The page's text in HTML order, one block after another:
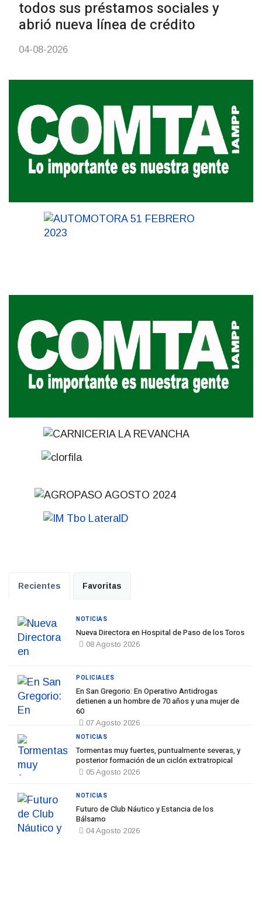
discapacidad
Recientes Favoritas
Nueva Directora en Hospital de Paso de los Toros
08 Agosto 2026
NOTICIAS
En San Gregorio: En Operativo Antidrogas
detienen a un hombre de 70 años y una mujer de
60
07 Agosto 2026
POLICIALES
Tormentas muy fuertes, puntualmente severas, y
posterior formación de un ciclón extratropical
05 Agosto 2026
NOTICIAS
Futuro de Club Náutico y Estancia de los
Bálsamo
04 Agosto 2026
NOTICIAS